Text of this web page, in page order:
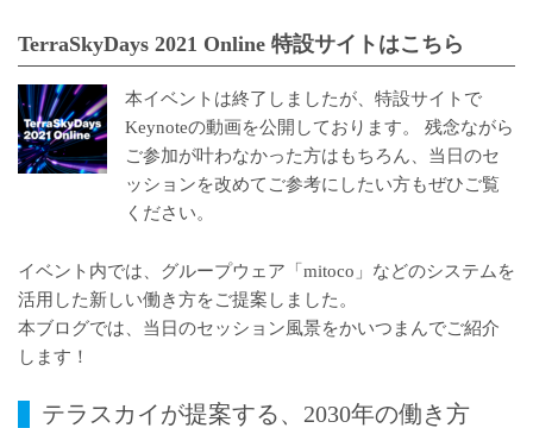
TerraSkyDays 2021 Online 特設サイトはこちら
本イベントは終了しましたが、特設サイトで
Keynoteの動画を公開しております。 残念ながら
ご参加が叶わなかった方はもちろん、当日のセ
ッションを改めてご参考にしたい方もぜひご覧
ください。
イベント内では、グループウェア「 mitoco 」などのシステムを
活用した新しい働き方をご提案しました。
本ブログでは、当日のセッション風景をかいつまんでご紹介
します！
テラスカイが提案する、2030年の働き方